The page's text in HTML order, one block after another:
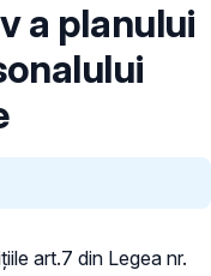
a planului
art.7 din Legea nr.